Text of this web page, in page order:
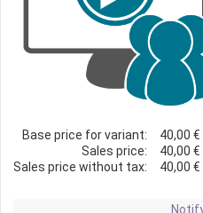
Base price for variant:
40,00 €
Sales price:
40,00 €
Sales price without tax:
40,00 €